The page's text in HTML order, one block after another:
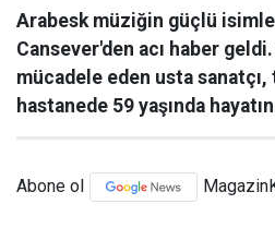
Arabesk müziğin güçlü
Cansever'den acı haber
mücadele eden usta
hastanede 59 yaşında
Abone ol